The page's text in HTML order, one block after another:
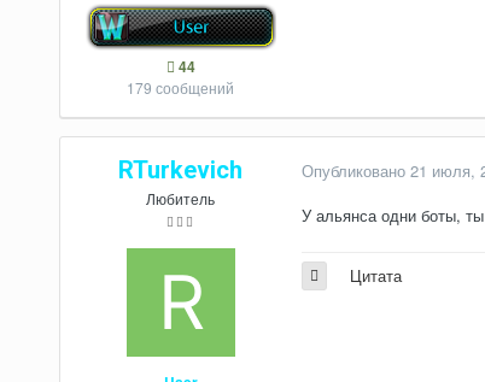
44
179 сообщений
RTurkevich
Любитель
Опубликовано 21 июля,
У альянса одни боты,
Цитата